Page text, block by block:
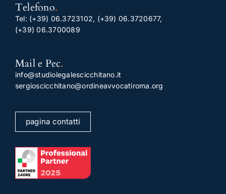
Telefono.
Tel: (+39) 06.3723102, (+39) 06.3720677,
(+39) 06.3700089
Mail e Pec.
info@studiolegalescicchitano.it
sergioscicchitano@ordineavvocatiroma.org
pagina contatti